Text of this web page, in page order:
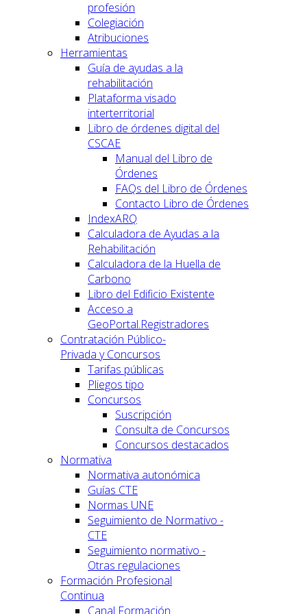
profesión
Colegiación
Atribuciones
Herramientas
Guía de ayudas a la
rehabilitación
Plataforma visado
interterritorial
Libro de órdenes digital del
CSCAE
Manual del Libro de
Órdenes
FAQs del Libro de Órdenes
Contacto Libro de Órdenes
IndexARQ
Calculadora de Ayudas a la
Rehabilitación
Calculadora de la Huella de
Carbono
Libro del Edificio Existente
Acceso a
GeoPortal.Registradores
Contratación Público-
Privada y Concursos
Tarifas públicas
Pliegos tipo
Concursos
Suscripción
Consulta de Concursos
Concursos destacados
Normativa
Normativa autonómica
Guías CTE
Normas UNE
Seguimiento de Normativo -
CTE
Seguimiento normativo -
Otras regulaciones
Formación Profesional
Continua
Canal Formación